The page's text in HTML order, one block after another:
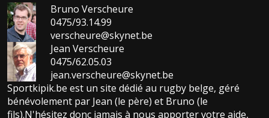
Bruno Verscheure
0475/93.14.99
verscheure@skynet.be
Jean Verscheure
0475/62.05.03
jean.verscheure@skynet.be
Sportkipik.be est un site dédié au rugby belge, géré
bénévolement par Jean (le père) et Bruno (le
fils).N'hésitez donc jamais à nous apporter votre aide,